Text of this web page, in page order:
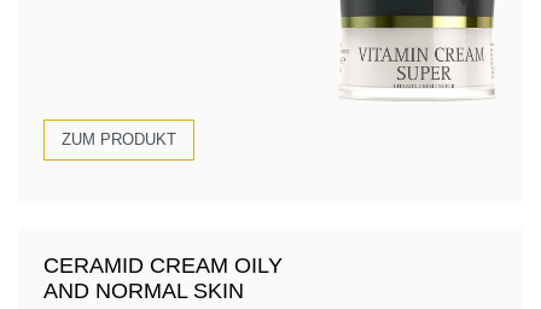
ZUM PRODUKT
CERAMID CREAM OILY
AND NORMAL SKIN